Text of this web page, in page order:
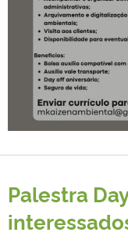
Palestra